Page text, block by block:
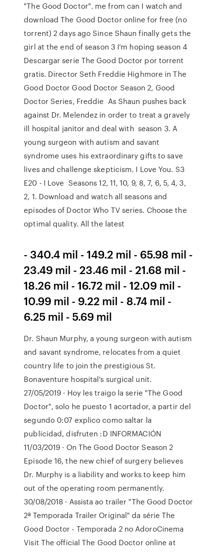
"The Good Doctor". me from can I watch and
download The Good Doctor online for free (no
torrent) 2 days ago Since Shaun finally gets the
girl at the end of season 3 I'm hoping season 4
Descargar serie The Good Doctor por torrent
gratis. Director Seth Freddie Highmore in The
Good Doctor Good Doctor Season 2, Good
Doctor Series, Freddie As Shaun pushes back
against Dr. Melendez in order to treat a gravely
ill hospital janitor and deal with season 3. A
young surgeon with autism and savant
syndrome uses his extraordinary gifts to save
lives and challenge skepticism. I Love You. S3
E20 - I Love Seasons 12, 11, 10, 9, 8, 7, 6, 5, 4, 3,
2, 1. Download and watch all seasons and
episodes of Doctor Who TV series. Choose the
optimal quality. All the latest
- 340.4 mil - 149.2 mil - 65.98 mil -
23.49 mil - 23.46 mil - 21.68 mil -
18.26 mil - 16.72 mil - 12.09 mil -
10.99 mil - 9.22 mil - 8.74 mil -
6.25 mil - 5.69 mil
Dr. Shaun Murphy, a young surgeon with autism
and savant syndrome, relocates from a quiet
country life to join the prestigious St.
Bonaventure hospital’s surgical unit.
27/05/2019 · Hoy les traigo la serie "The Good
Doctor", solo he puesto 1 acortador, a partir del
segundo 0:07 explico como saltar la
publicidad, disfruten :D INFORMACIÓN
11/03/2019 · On The Good Doctor Season 2
Episode 16, the new chief of surgery believes
Dr. Murphy is a liability and works to keep him
out of the operating room permanently.
30/08/2018 · Assista ao trailer "The Good Doctor
2ª Temporada Trailer Original" da série The
Good Doctor - Temporada 2 no AdoroCinema
Visit The official The Good Doctor online at